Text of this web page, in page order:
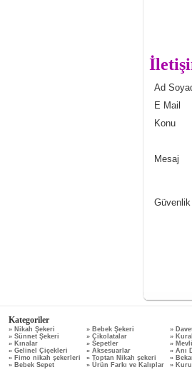
Kategoriler
» Nikah Şekeri » Bebek Şekeri
»
» Sünnet Şekeri
» Çikolatalar
»
» Kınalar
» Sepetler
»
» Gelinel Çiçekleri
» Aksesuarlar
» Anı
» Fimo nikah şekerleri
» Toptan Nikah şekeri
»
» Bebek Sepet
» Ürün Farkı ve Kalıplar »